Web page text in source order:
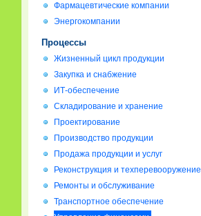
Фармацевтические компании
Энергокомпании
Процессы
Жизненный цикл продукции
Закупка и снабжение
ИТ-обеспечение
Складирование и хранение
Проектирование
Производство продукции
Продажа продукции и услуг
Реконструкция и техперевооружение
Ремонты и обслуживание
Транспортное обеспечение